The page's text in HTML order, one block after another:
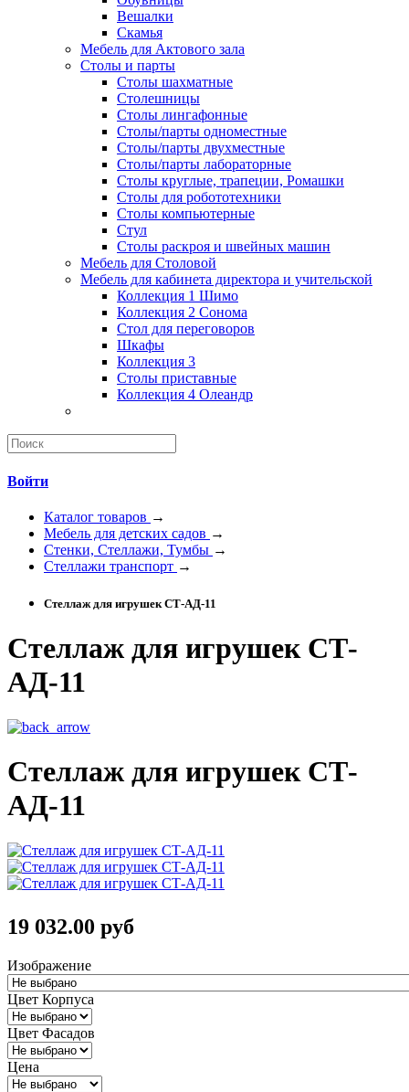
Вешалки
Скамья
Мебель для Актового зала
Столы и парты
Столы шахматные
Столешницы
Столы лингафонные
Столы/парты одноместные
Столы/парты двухместные
Столы/парты лабораторные
Столы круглые, трапеции, Ромашки
Столы для робототехники
Столы компьютерные
Стул
Столы раскроя и швейных машин
Мебель для Столовой
Мебель для кабинета директора и учительской
Коллекция 1 Шимо
Коллекция 2 Сонома
Стол для переговоров
Шкафы
Коллекция 3
Столы приставные
Коллекция 4 Олеандр
Войти
Каталог товаров →
Мебель для детских садов →
Стенки, Стеллажи, Тумбы →
Стеллажи транспорт →
Стеллаж для игрушек СТ-АД-11
Стеллаж для игрушек СТ-
АД-11
Стеллаж для игрушек СТ-
АД-11
19 032.00 руб
Изображение
Цвет Корпуса
Цвет Фасадов
Цена